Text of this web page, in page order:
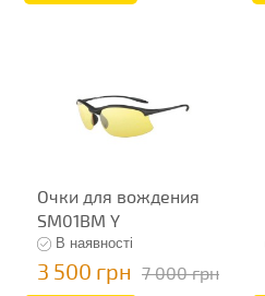
Очки для вождения
SM01BM Y
В наявності
3 500 грн 7 000 грн